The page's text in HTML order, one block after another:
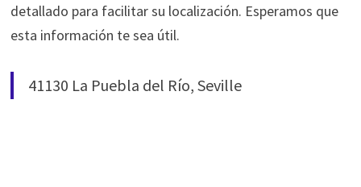
detallado para facilitar su localización. Esperamos que
esta información te sea útil.
41130 La Puebla del Río, Seville